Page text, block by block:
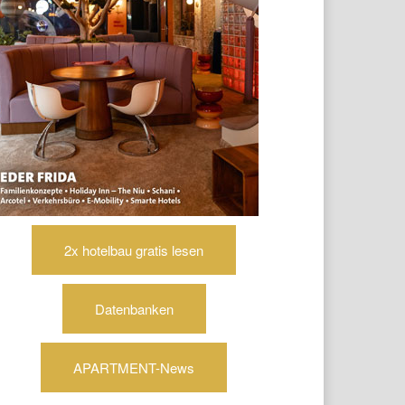
2x hotelbau gratis lesen
Datenbanken
APARTMENT-News